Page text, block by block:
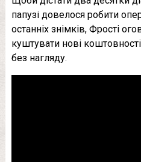
папузі довелося робити
останніх знімків, Фрості
куштувати нові
без нагляду.